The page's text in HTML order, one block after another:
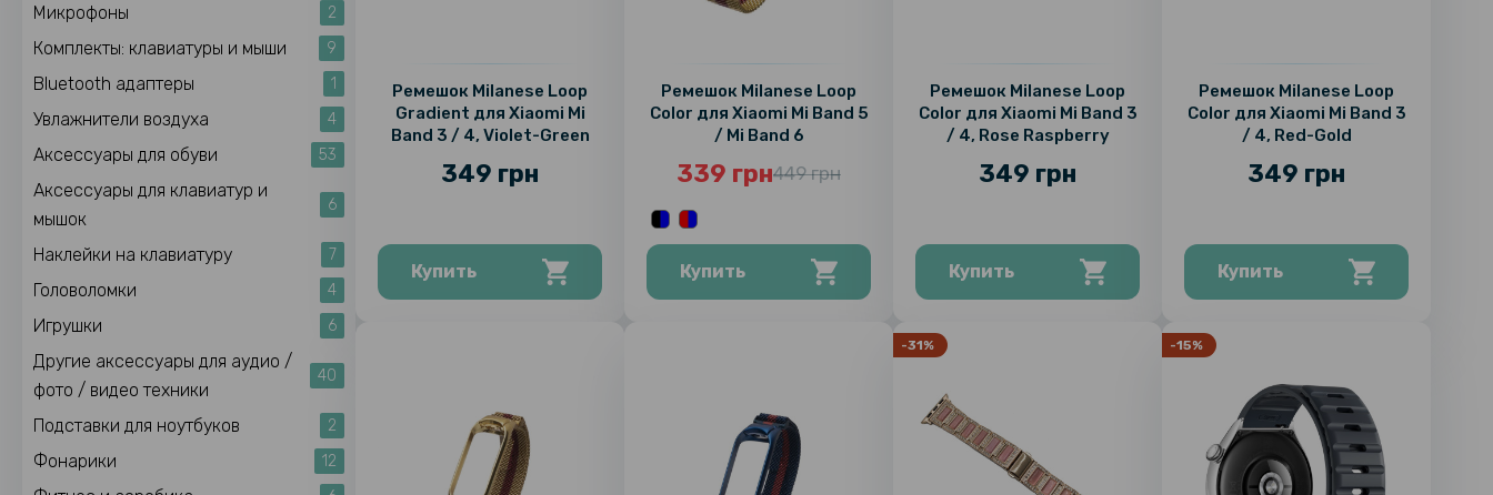
Микрофоны 2
Комплекты: клавиатуры и мыши 9
Bluetooth адаптеры 1
Увлажнители воздуха 4
Аксессуары для обуви 53
Аксессуары для клавиатур и
мышок
6
Наклейки на клавиатуру 7
Головоломки 4
Игрушки 6
Другие аксессуары для аудио /
фото / видео техники
40
Подставки для ноутбуков 2
Фонарики 12
Ремешок Milanese Loop
Gradient для Xiaomi Mi
Band 3 / 4, Violet-Green
349 грн
Купить
Ремешок Milanese Loop
Color для Xiaomi Mi Band 5
/ Mi Band 6
339 грн449 грн
Купить
Ремешок Milanese Loop
Color для Xiaomi Mi Band 3
/ 4, Rose Raspberry
349 грн
Купить
Ремешок Milanese Loop
Color для Xiaomi Mi Band 3
/ 4, Red-Gold
349 грн
Купить
-31% -15%